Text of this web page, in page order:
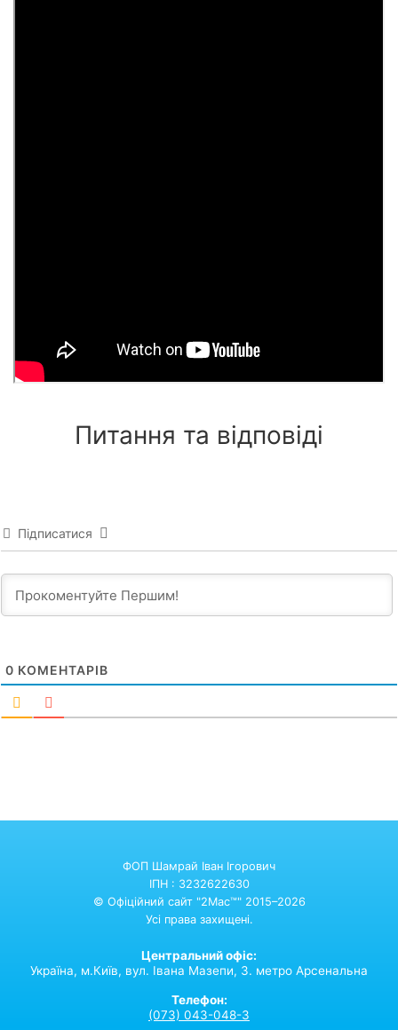
Питання та відповіді
Підписатися
0 КОМЕНТАРІВ
ФОП Шамрай Іван Ігорович
ІПН : 3232622630
© Офіційний сайт "2Mac™" 2015–2026
Усі права захищені.
Центральний офіс:
Україна, м.Київ, вул. Івана Мазепи, 3. метро Арсенальна
Телефон:
(073) 043-048-3